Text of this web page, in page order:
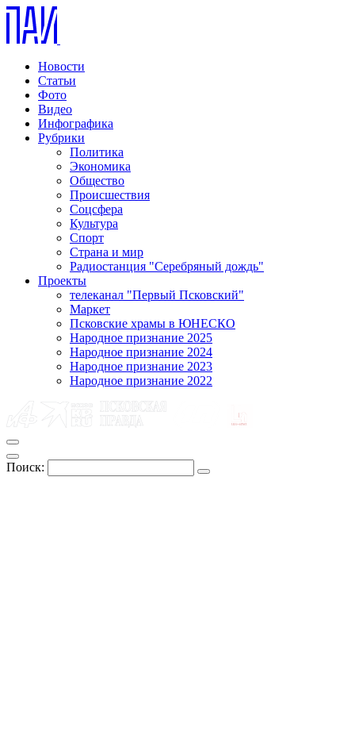
Новости
Статьи
Фото
Видео
Инфографика
Рубрики
Политика
Экономика
Общество
Происшествия
Соцсфера
Культура
Спорт
Страна и мир
Радиостанция "Серебряный дождь"
Проекты
телеканал "Первый Псковский"
Маркет
Псковские храмы в ЮНЕСКО
Народное признание 2025
Народное признание 2024
Народное признание 2023
Народное признание 2022
Поиск: